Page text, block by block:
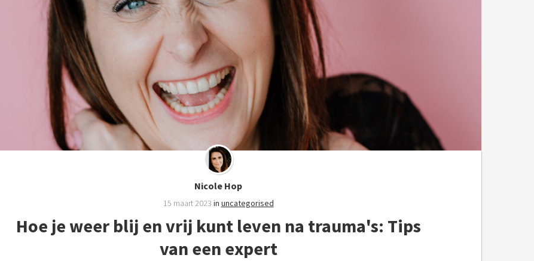
Nicole Hop
15 maart 2023 in uncategorised
Hoe je weer blij en vrij kunt leven na trauma's: Tips
van een expert